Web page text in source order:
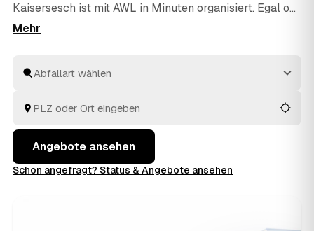
Kaisersesch ist mit AWL in Minuten organisiert. Egal ob
Bauschutt, Grünschnitt, Sperrmüll oder Mischabfall –
Geliefert und wieder abgeholt wird vom Anbieter, Sie
mehrere geprüfte Angebote, Ihre Entscheidung.
Angebote ansehen
Schon angefragt? Status & Angebote ansehen